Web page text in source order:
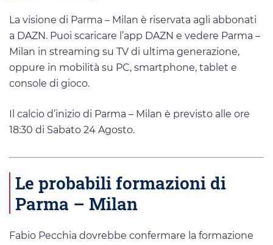
La visione di Parma – Milan è riservata agli abbonati
a DAZN. Puoi scaricare l’app DAZN e vedere Parma –
Milan in streaming su TV di ultima generazione,
oppure in mobilità su PC, smartphone, tablet e
console di gioco.
Il calcio d’inizio di Parma – Milan è previsto alle ore
18:30 di Sabato 24 Agosto.
Le probabili formazioni di
Parma – Milan
Fabio Pecchia dovrebbe confermare la formazione